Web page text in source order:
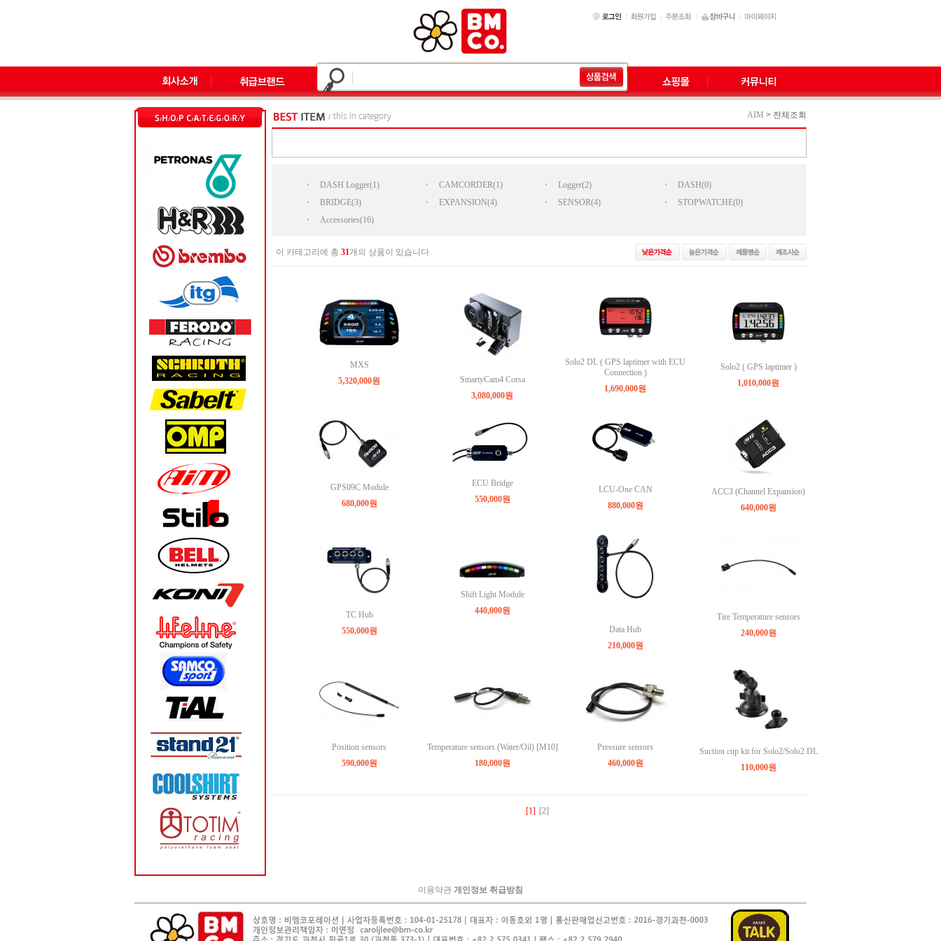
AIM > 전체조회
DASH Logger(1) CAMCORDER(1) Logger(2)
DASH(0)
BRIDGE(3)
EXPANSION(4) SENSOR(4)
STOPWATCHE(0)
Accessories(16)
이 카테고리에 총 31개의 상품이 있습니다.
MXS
5,320,000원
SmartyCam4 Corsa
3,080,000원
Solo2 DL ( GPS laptimer with ECU
Connection )
1,690,000원
Solo2 ( GPS laptimer )
1,010,000원
GPS09C Module
680,000원
ECU Bridge
550,000원
LCU-One CAN
880,000원
ACC3 (Channel Expansion)
640,000원
TC Hub
550,000원
Shift Light Module
440,000원
Data Hub
210,000원
Tire Temperature sensors
240,000원
Position sensors
590,000원
Temperature sensors (Water/Oil) [M10]
180,000원
Pressure sensors
460,000원
Suction cup kit for Solo2/Solo2 DL
110,000원
[1] [2]
이용약관 개인정보 취급방침